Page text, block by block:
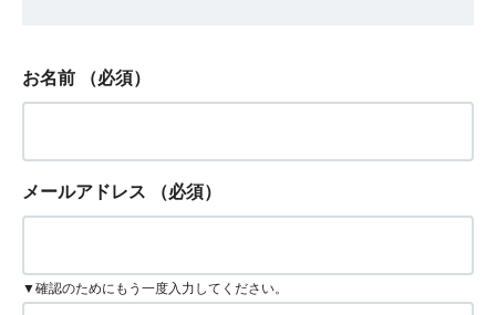
お名前 （必須）
メールアドレス （必須）
▼確認のためにもう一度入力してください。